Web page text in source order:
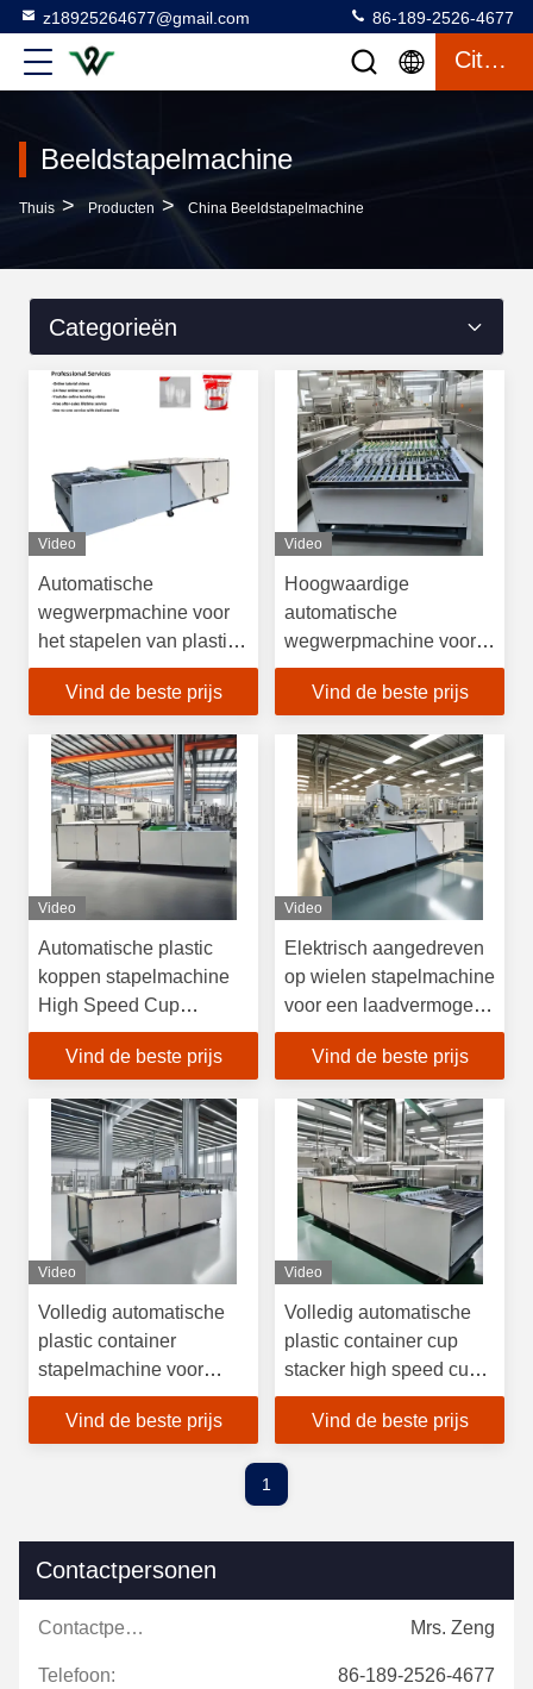
z18925264677@gmail.com 86-189-2526-4677
Citaat
Beeldstapelmachine
Thuis > Producten > China Beeldstapelmachine
Categorieën
Video
Automatische
wegwerpmachine voor
het stapelen van plastic
bekers
Vind de beste prijs
Video
Hoogwaardige
automatische
wegwerpmachine voor
het stapelen van plastic
bekers/bekerstapler
Vind de beste prijs
Video
Automatische plastic
koppen stapelmachine
High Speed Cup
Stapeling Kit
Vind de beste prijs
Video
Elektrisch aangedreven
op wielen stapelmachine
voor een laadvermogen
van 1000 kg
Vind de beste prijs
Video
Volledig automatische
plastic container
stapelmachine voor
binnenshuis
Vind de beste prijs
Video
Volledig automatische
plastic container cup
stacker high speed cup
stacking machine
Vind de beste prijs
1
Contactpersonen
Contactpersonen: Mrs. Zeng
Telefoon: 86-189-2526-4677